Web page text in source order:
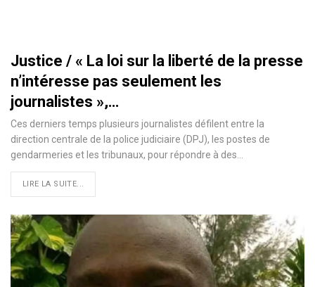
Justice / « La loi sur la liberté de la presse
n’intéresse pas seulement les
journalistes »,…
Ces derniers temps plusieurs journalistes défilent entre la
direction centrale de la police judiciaire (DPJ), les postes de
gendarmeries et les tribunaux, pour répondre à des
LIRE LA SUITE...